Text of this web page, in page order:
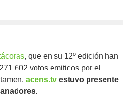
, que en su 12º edición han
votos emitidos por el
acens.tvestuvo presente